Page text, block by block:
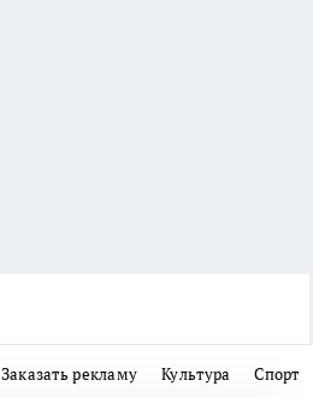
Заказать рекламу Культура Спорт